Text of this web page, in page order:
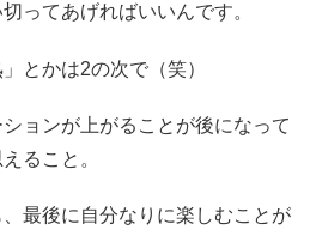
ってあげればいいんです。
とかは2の次で（笑）
ョンが上がることが後になって
ること。
最後に自分なりに楽しむことが